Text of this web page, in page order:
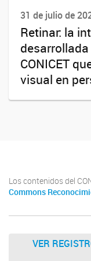
31 de julio de
Retinar: la
CONICET
visual en
Los contenidos del
Commons
VER